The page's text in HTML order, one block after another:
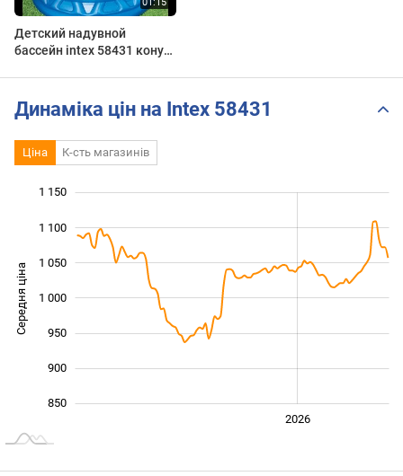
Детский надувной
бассейн intex 58431 конус
Динаміка цін на Intex 58431
Ціна К-сть магазинів
Середня ціна 1 000
850
900
950
1 000
1 050
1 100
1 150
2026